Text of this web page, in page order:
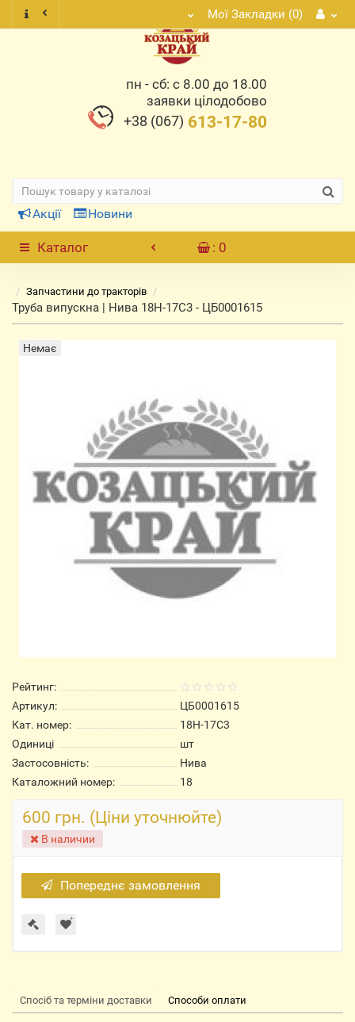
Мої Закладки (0)
пн - сб: с 8.00 до 18.00
заявки цілодобово
+38 (067) 613-17-80
Акції Новини
Каталог : 0
Запчастини до тракторів
Труба випускна | Нива 18Н-17С3 - ЦБ0001615
Немає
Рейтинг:
Артикул:
ЦБ0001615
Кат. номер:
18Н-17С3
Одиниці
шт
Застосовність:
Нива
Каталожний номер:
18
600 грн. (Ціни уточнюйте)
В наличии
Попереднє замовлення
Спосіб та терміни доставки Способи оплати